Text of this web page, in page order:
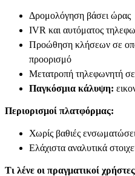
Δρομολόγηση βάσει ώρας
IVR και αυτόματος
Προώθηση κλήσεων σε
προορισμό
Μετατροπή τηλεφωνητή
Παγκόσμια κάλυψη:
Περιορισμοί πλατφόρμας:
Χωρίς βαθιές
Ελάχιστα αναλυτικά
Τι λένε οι πραγματικοί